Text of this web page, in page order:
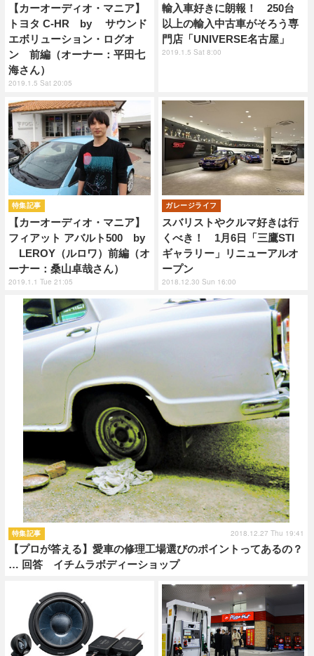
【カーオーディオ・マニア】
トヨタ C-HR by サウンド
エボリューション・ログオ
ン 前編（オーナー：平田七
海さん）
2019.1.5 Sat 20:05
輸入車好きに朗報！ 250台
以上の輸入中古車がそろう専
門店「UNIVERSE名古屋」
2019.1.5 Sat 8:00
【カーオーディオ・マニア】
フィアット アバルト500 by
LEROY（ルロワ）前編（オ
ーナー：桑山卓哉さん）
特集記事
2019.1.1 Tue 21:05
スバリストやクルマ好きは行
くべき！ 1月6日「三鷹STI
ギャラリー」リニューアルオ
ープン
ガレージライフ
2018.12.30 Sun 16:00
【プロが答える】愛車の修理工場選びのポイントってあるの？
… 回答 イチムラボディーショップ
特集記事 2018.12.27 Thu 19:41